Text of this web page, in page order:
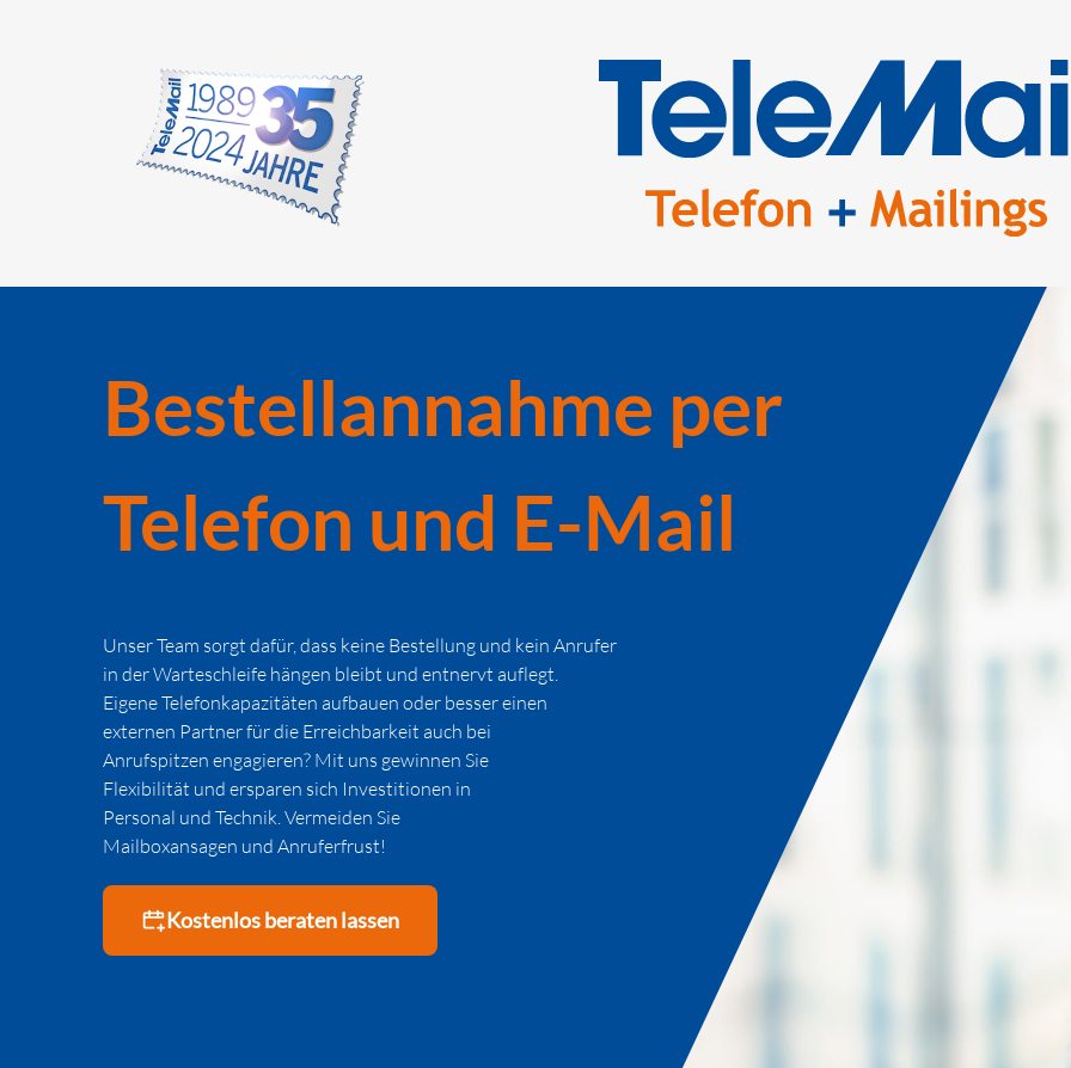
Bestellannahme per
Telefon und E-Mail
Unser Team sorgt dafür, dass keine Bestellung und kein Anrufer
in der Warteschleife hängen bleibt und entnervt auflegt.
Eigene Telefonkapazitäten aufbauen oder besser einen
externen Partner für die Erreichbarkeit auch bei
Anrufspitzen engagieren? Mit uns gewinnen Sie
Flexibilität und ersparen sich Investitionen in
Personal und Technik. Vermeiden Sie
Mailboxansagen und Anruferfrust!
Kostenlos beraten lassen